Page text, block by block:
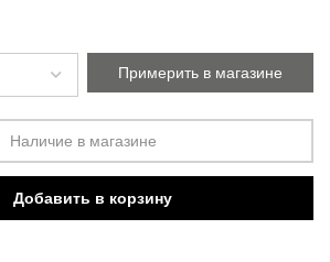
Примерить в магазине
Наличие в магазине
Добавить в корзину